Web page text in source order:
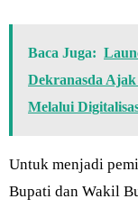
Baca Juga:
Dekranasda
Melalui
Untuk menjadi
Bupati dan Wakil